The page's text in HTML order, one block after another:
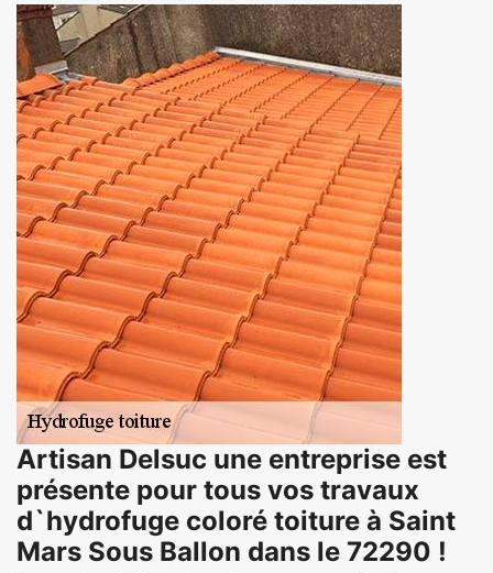
Artisan Delsuc une entreprise est
présente pour tous vos travaux
d`hydrofuge coloré toiture à Saint
Mars Sous Ballon dans le 72290 !